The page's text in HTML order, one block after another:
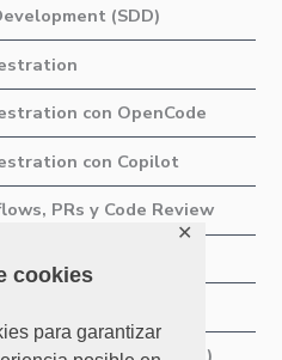
cookies
para garantizar
✕
(SDD)
con OpenCode
con Copilot
PRs y Code Review
y tendencias (bonus)